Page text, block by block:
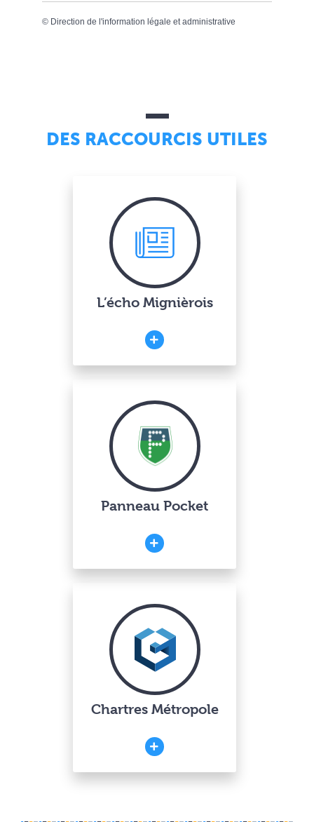
© Direction de l'information légale et administrative
DES RACCOURCIS UTILES
L’écho Mignièrois
Panneau Pocket
Chartres Métropole